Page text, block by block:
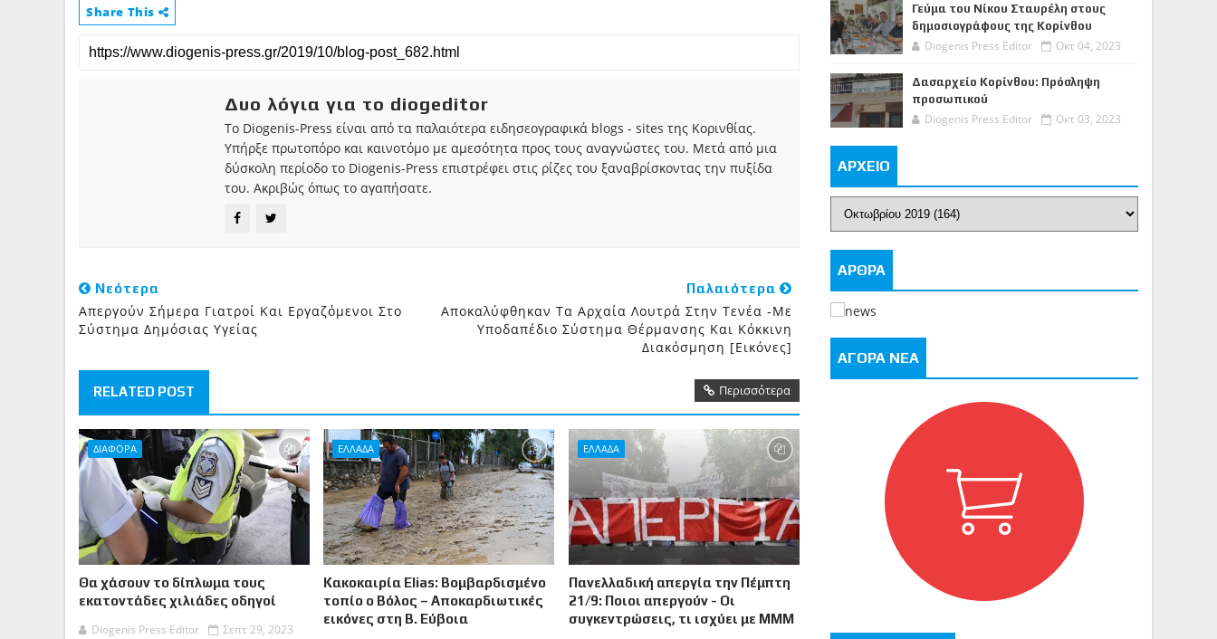
Share This
Δυο λόγια για το diogeditor
Το Diogenis-Press είναι από τα παλαιότερα ειδησεογραφικά blogs - sites της Κορινθίας.
Υπήρξε πρωτοπόρο και καινοτόμο με αμεσότητα προς τους αναγνώστες του. Μετά από μια
δύσκολη περίοδο το Diogenis-Press επιστρέφει στις ρίζες του ξαναβρίσκοντας την πυξίδα
του. Ακριβώς όπως το αγαπήσατε.
Νεότερα
Απεργούν Σήμερα Γιατροί Και Εργαζόμενοι Στο
Σύστημα Δημόσιας Υγείας
Παλαιότερα
Αποκαλύφθηκαν Τα Αρχαία Λουτρά Στην Τενέα -Με
Υποδαπέδιο Σύστημα Θέρμανσης Και Κόκκινη
Διακόσμηση [εικόνες]
RELATED POST Περισσότερα
ΔΙΑΦΟΡΑ
Θα χάσουν το δίπλωμα τους
εκατοντάδες χιλιάδες οδηγοί
Diogenis Press Editor
Σεπτ 29, 2023
ΕΛΛΑΔΑ
Κακοκαιρία Elias: Βομβαρδισμένο
τοπίο ο Βόλος – Αποκαρδιωτικές
εικόνες στη Β. Εύβοια
ΕΛΛΑΔΑ
Πανελλαδική απεργία την Πέμπτη
21/9: Ποιοι απεργούν - Οι
συγκεντρώσεις, τι ισχύει με ΜΜΜ
Γεύμα του Νίκου Σταυρέλη στους
δημοσιογράφους της Κορίνθου
Diogenis Press Editor Οκτ 04, 2023
Δασαρχείο Κορίνθου: Πρόσληψη
προσωπικού
Diogenis Press Editor Οκτ 03, 2023
ΑΡΧΕΙΟ
ΑΡΘΡΑ
ΑΓΟΡΑ ΝΕΑ